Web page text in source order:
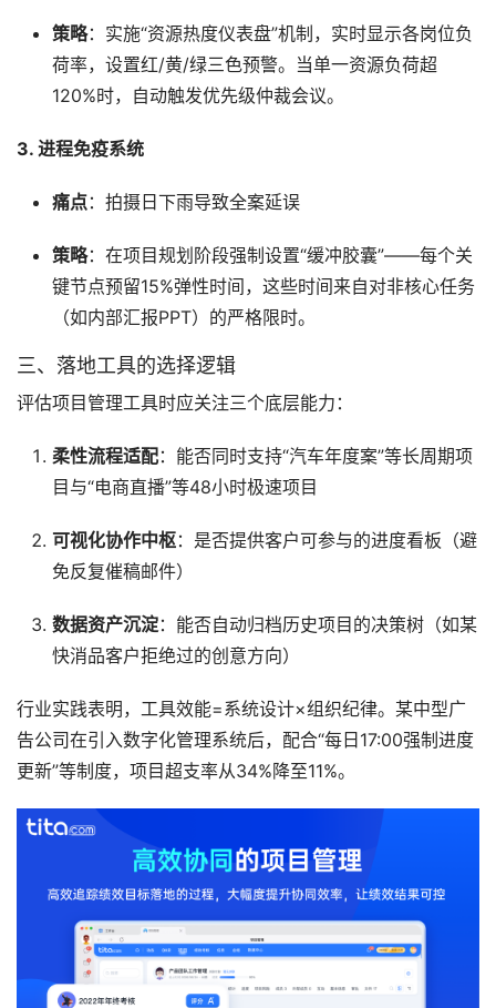
策略：实施“资源热度仪表盘”机制，实时显示各岗位负
荷率，设置红/黄/绿三色预警。当单一资源负荷超
120%时，自动触发优先级仲裁会议。
3. 进程免疫系统
痛点：拍摄日下雨导致全案延误
策略：在项目规划阶段强制设置“缓冲胶囊”——每个关
键节点预留15%弹性时间，这些时间来自对非核心任务
（如内部汇报PPT）的严格限时。
三、落地工具的选择逻辑
评估项目管理工具时应关注三个底层能力：
柔性流程适配：能否同时支持“汽车年度案”等长周期项
目与“电商直播”等48小时极速项目
可视化协作中枢：是否提供客户可参与的进度看板（避
免反复催稿邮件）
数据资产沉淀：能否自动归档历史项目的决策树（如某
快消品客户拒绝过的创意方向）
行业实践表明，工具效能=系统设计×组织纪律。某中型广
告公司在引入数字化管理系统后，配合“每日17:00强制进度
更新”等制度，项目超支率从34%降至11%。